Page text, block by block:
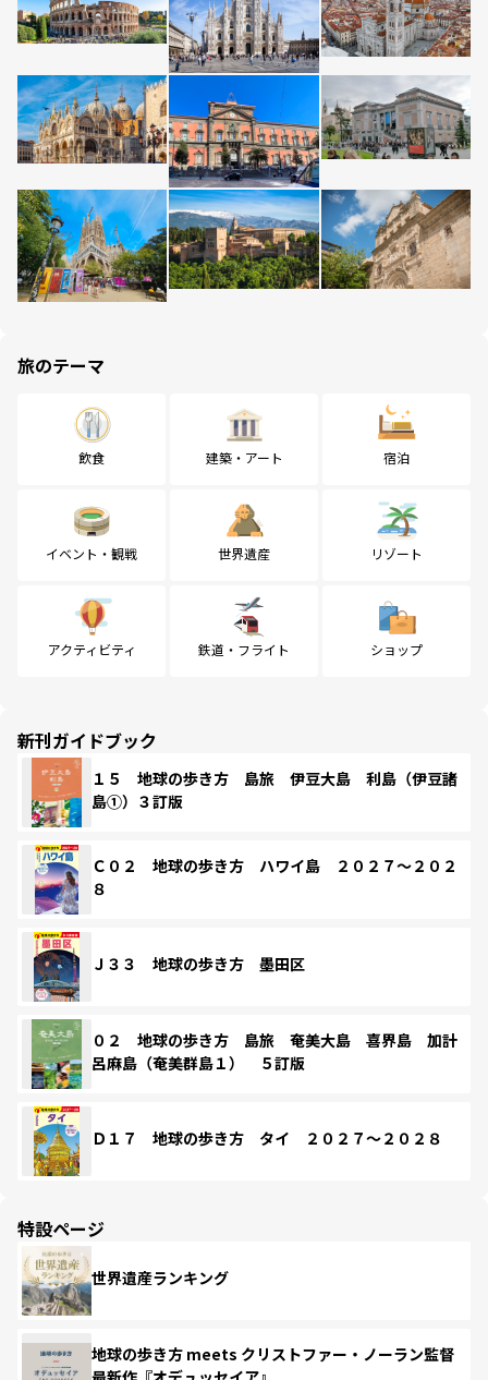
旅のテーマ
飲食 建築・アート 宿泊
イベント・観戦 世界遺産 リゾート
アクティビティ 鉄道・フライト ショップ
新刊ガイドブック
１５ 地球の歩き方 島旅 伊豆大島 利島（伊豆諸
島①）３訂版
Ｃ０２ 地球の歩き方 ハワイ島 ２０２７～２０２
８
Ｊ３３ 地球の歩き方 墨田区
０２ 地球の歩き方 島旅 奄美大島 喜界島 加計
呂麻島（奄美群島１） ５訂版
Ｄ１７ 地球の歩き方 タイ ２０２７～２０２８
特設ページ
世界遺産ランキング
地球の歩き方 meets クリストファー・ノーラン監督